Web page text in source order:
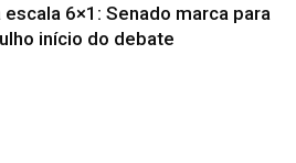
escala 6×1: Senado marca para
início do debate